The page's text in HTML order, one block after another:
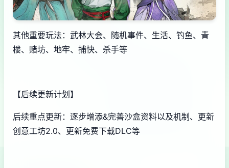
其他重要玩法：武林大会、随机事件、生活、钓鱼、青
楼、赌坊、地牢、捕快、杀手等
【后续更新计划】
后续重点更新：逐步增添&完善沙盒资料以及机制、更新
创意工坊2.0、更新免费下载DLC等